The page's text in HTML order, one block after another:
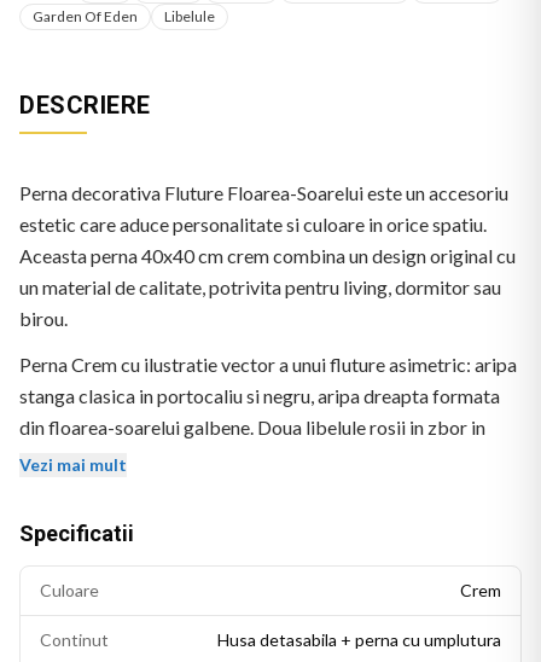
Garden Of Eden
Libelule
DESCRIERE
Perna decorativa Fluture Floarea-Soarelui este un accesoriu
estetic care aduce personalitate si culoare in orice spatiu.
Aceasta perna 40x40 cm crem combina un design original cu
un material de calitate, potrivita pentru living, dormitor sau
birou.
Perna Crem cu ilustratie vector a unui fluture asimetric: aripa
stanga clasica in portocaliu si negru, aripa dreapta formata
din floarea-soarelui galbene. Doua libelule rosii in zbor in
coltul dreapta sus.
Vezi mai mult
Specificatii
Culoare Crem
Continut Husa detasabila + perna cu umplutura